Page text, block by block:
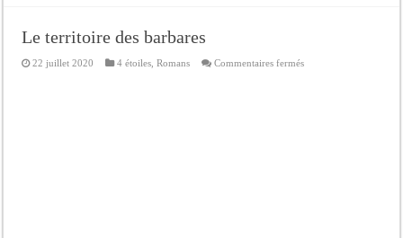
Le territoire des barbares
22 juillet 2020 4 étoiles ,Romans Commentaires ferméssur